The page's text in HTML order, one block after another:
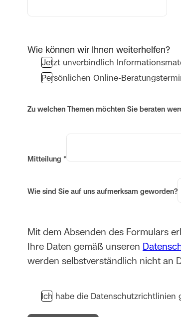
Wie können wir Ihnen weiterhelfen?
Jetzt unverbindlich
Persönlichen Online-
Zu welchen Themen möchten Sie beraten
Mitteilung *
Wie sind Sie auf uns aufmerksam geworden?
Mit dem Absenden des Formulars
Ihre Daten gemäß unseren
werden selbstverständlich nicht an
Ich habe die Datenschutzrichtlinien